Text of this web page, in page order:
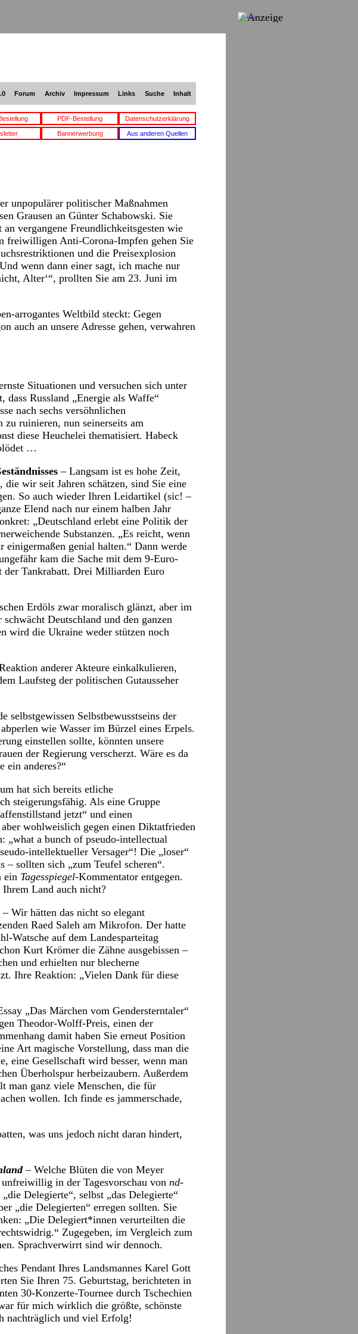
Forum Archiv Impressum Links Suche Inhalt
PDF-Bestellung Datenschutzerklärung
Bannerwerbung Aus anderen Quellen
unpopulärer politischer Maßnahmen
Grausen an Günter Schabowski. Sie
vergangene Freundlichkeitsgesten wie
freiwilligen Anti-Corona-Impfen gehen Sie
und die Preisexplosion
wenn dann einer sagt, ich mache nur
Alter‘“, prollten Sie am 23. Juni im
arrogantes Weltbild steckt: Gegen
auch an unsere Adresse gehen, verwahren
Situationen und versuchen sich unter
Russland „Energie als Waffe“
nach sechs versöhnlichen
ruinieren, nun seinerseits am
diese Heuchelei thematisiert. Habeck
…
– Langsam ist es hohe Zeit,
, die wir seit Jahren schätzen, sind Sie eine
So auch wieder Ihren Leidartikel (sic! –
Elend nach nur einem halben Jahr
„Deutschland erlebt eine Politik der
Substanzen. „Es reicht, wenn
einigermaßen genial halten.“ Dann werde
kam die Sache mit dem 9-Euro-
der Tankrabatt. Drei Milliarden Euro
Erdöls zwar moralisch glänzt, aber im
Deutschland und den ganzen
wird die Ukraine weder stützen noch
anderer Akteure einkalkulieren,
Laufsteg der politischen Gutausseher
Selbstbewusstseins der
wie Wasser im Bürzel eines Erpels.
einstellen sollte, könnten unsere
der Regierung verscherzt. Wäre es da
ein anderes?“
hat sich bereits etliche
steigerungsfähig. Als eine Gruppe
jetzt“ und einen
wohlweislich gegen einen Diktatfrieden
„what a bunch of pseudo-intellectual
intellektueller Versager“! Die „loser“
sollten sich „zum Teufel scheren“.
ein Tagesspiegel-Kommentator entgegen.
Land auch nicht?
– Wir hätten das nicht so elegant
Raed Saleh am Mikrofon. Der hatte
Watsche auf dem Landesparteitag
Kurt Krömer die Zähne ausgebissen –
und erhielten nur blecherne
Ihre Reaktion: „Vielen Dank für diese
„Das Märchen vom Gendersterntaler“
Theodor-Wolff-Preis, einen der
damit haben Sie erneut Position
Art magische Vorstellung, dass man die
eine Gesellschaft wird besser, wenn man
Überholspur herbeizaubern. Außerdem
man ganz viele Menschen, die für
wollen. Ich finde es jammerschade,
was uns jedoch nicht daran hindert,
– Welche Blüten die von Meyer
in der Tagesvorschau von nd-
Delegierte“, selbst „das Delegierte“
„die Delegierten“ erregen sollten. Sie
„Die Delegiert*innen verurteilten die
Zugegeben, im Vergleich zum
Sprachverwirrt sind wir dennoch.
Pendant Ihres Landsmannes Karel Gott
Sie Ihren 75. Geburtstag, berichteten in
30-Konzerte-Tournee durch Tschechien
für mich wirklich die größte, schönste
nachträglich und viel Erfolg!
Anzeige